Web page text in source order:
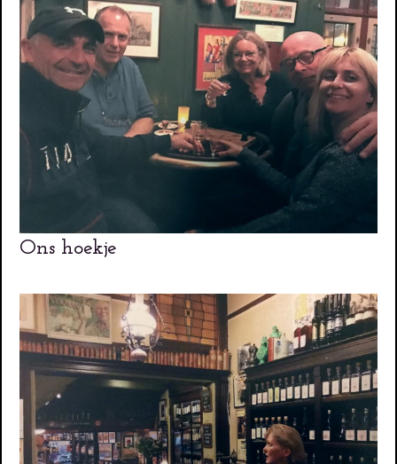
Ons hoekje